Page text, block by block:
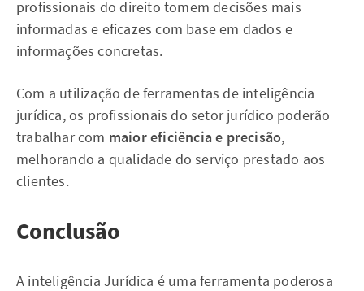
profissionais do direito tomem decisões mais
informadas e eficazes com base em dados e
informações concretas.
Com a utilização de ferramentas de inteligência
jurídica, os profissionais do setor jurídico poderão
trabalhar com maior eficiência e precisão,
melhorando a qualidade do serviço prestado aos
clientes.
Conclusão
A inteligência Jurídica é uma ferramenta poderosa